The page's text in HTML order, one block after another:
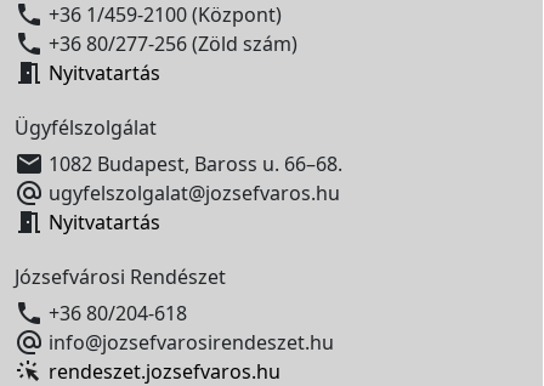
 +36 1/459-2100 (Központ)
 +36 80/277-256 (Zöld szám)
 Nyitvatartás
Ügyfélszolgálat
 1082 Budapest, Baross u. 66–68.
 ugyfelszolgalat@jozsefvaros.hu
 Nyitvatartás
Józsefvárosi Rendészet
 +36 80/204-618
 info@jozsefvarosirendeszet.hu
rendeszet.jozsefvaros.hu